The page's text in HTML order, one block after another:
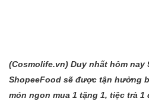
(Cosmolife.vn) Duy nhất hôm nay
ShopeeFood sẽ được tận hưởng
món ngon mua 1 tặng 1, tiệc trà